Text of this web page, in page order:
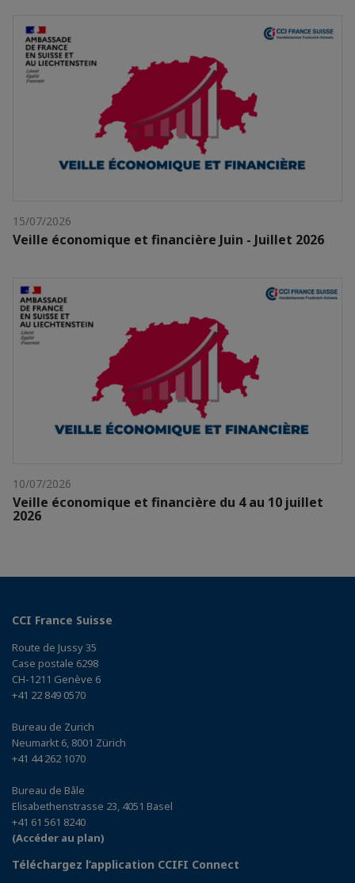
15/07/2026
Veille économique et financière Juin - Juillet 2026
10/07/2026
Veille économique et financière du 4 au 10 juillet
2026
CCI France Suisse
Route de Jussy 35
Case postale 6298
CH-1211 Genève 6
+41 22 849 0570
Bureau de Zurich
Neumarkt 6, 8001 Zürich
+41 44 262 1070
Bureau de Bâle
Elisabethenstrasse 23, 4051 Basel
+41 61 561 8240
(Accéder au plan)
Téléchargez l’application CCIFI Connect